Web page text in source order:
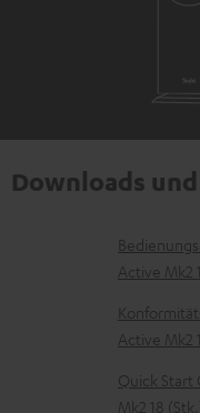
Downloads
D
o
k
u
m
Active Mk2
Active Mk2
Quick Start
Mk2 18